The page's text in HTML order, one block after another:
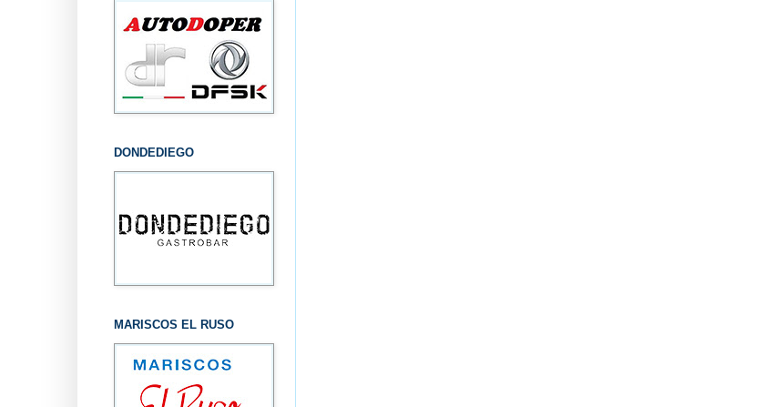
DONDEDIEGO
MARISCOS EL RUSO